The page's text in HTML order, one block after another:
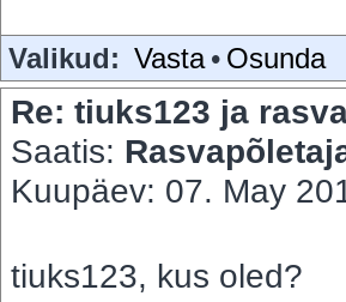
Valikud: Vasta • Osunda
Re: tiuks123 ja
Saatis:
Kuupäev: 07. May
tiuks123, kus oled?